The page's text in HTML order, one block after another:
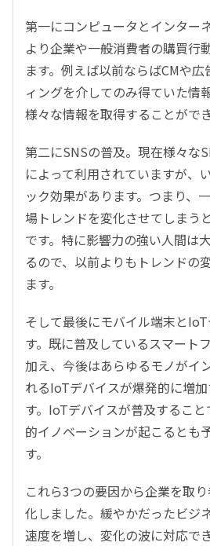
第一にコンピュータとインター
より企業や一般消費者の購買行
ます。例えば以前ならばCMや
ィングを介してのみ得ていた情
様々な情報を取得することができ
第二にSNSの普及。現在様々な
によって利用されていますが、
ック効果があります。つまり、
場トレンドを変化させてしまう
です。特に影響力の強い人間は
るので、以前よりもトレンドの
ます。
そして最後にモバイル端末と
す。既に普及しているスマート
加え、今後はあらゆるモノがイ
れるIoTデバイスが爆発的に増
す。IoTデバイスが普及するこ
的イノベーションが起こるとも
す。
これら3つの要因から企業を取
化しました。緩やかだったビジ
速度を増し、変化の波に対応で